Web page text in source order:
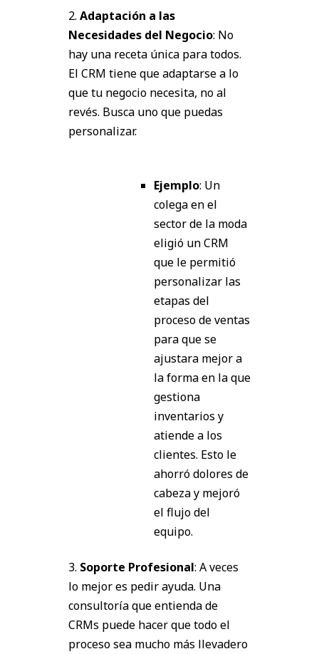
2. Adaptación a las
Necesidades del Negocio: No
hay una receta única para todos.
El CRM tiene que adaptarse a lo
que tu negocio necesita, no al
revés. Busca uno que puedas
personalizar.
Ejemplo: Un
colega en el
sector de la moda
eligió un CRM
que le permitió
personalizar las
etapas del
proceso de ventas
para que se
ajustara mejor a
la forma en la que
gestiona
inventarios y
atiende a los
clientes. Esto le
ahorró dolores de
cabeza y mejoró
el flujo del
equipo.
3. Soporte Profesional: A veces
lo mejor es pedir ayuda. Una
consultoría que entienda de
CRMs puede hacer que todo el
proceso sea mucho más llevadero